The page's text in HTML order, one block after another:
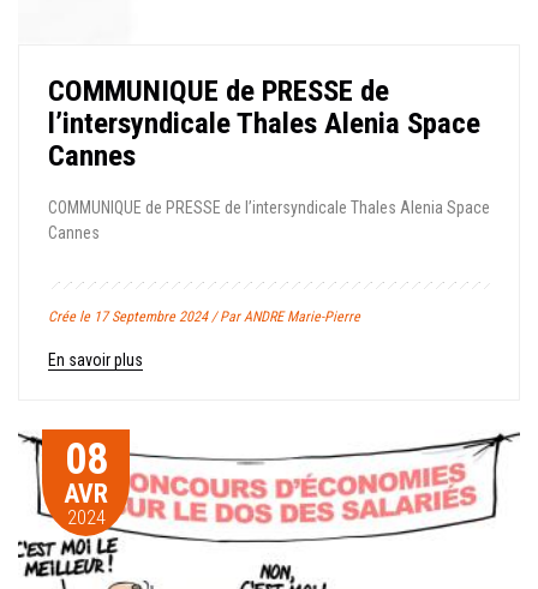
COMMUNIQUE de PRESSE de
l’intersyndicale Thales Alenia Space
Cannes
COMMUNIQUE de PRESSE de l’intersyndicale Thales Alenia Space
Cannes
Crée le 17 Septembre 2024 / Par ANDRE Marie-Pierre
En savoir plus
08
AVR
2024